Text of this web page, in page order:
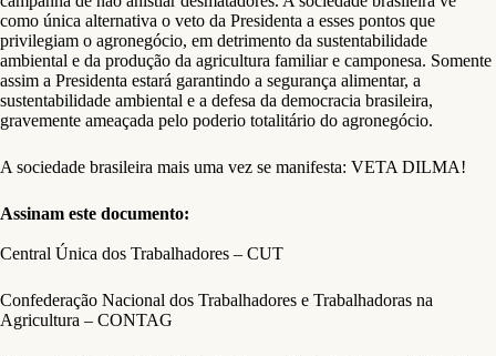
como única alternativa o veto da Presidenta a esses pontos que
privilegiam o agronegócio, em detrimento da sustentabilidade
ambiental e da produção da agricultura familiar e camponesa. Somente
assim a Presidenta estará garantindo a segurança alimentar, a
sustentabilidade ambiental e a defesa da democracia brasileira,
gravemente ameaçada pelo poderio totalitário do agronegócio.
A sociedade brasileira mais uma vez se manifesta: VETA DILMA!
Assinam este documento:
Central Única dos Trabalhadores – CUT
Confederação Nacional dos Trabalhadores e Trabalhadoras na
Agricultura – CONTAG